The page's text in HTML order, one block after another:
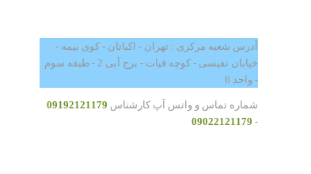
آدرس شعبه مرکزی : تهران - اکباتان - کوی بیمه -
خیابان نفیسی - کوچه فیات - برج آبی 2 - طبقه سوم
- واحد 6
شماره تماس و واتس آپ کارشناس 09192121179
-
09022121179